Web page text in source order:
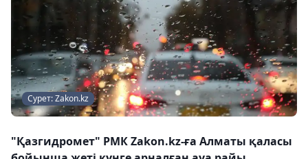
Сурет: Zakon.kz
"Қазгидромет" РМК Zakon.kz-ға Алматы қаласы